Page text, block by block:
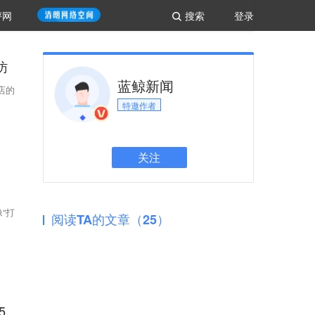
登录
搜索
的
打
蓝鲸新闻
特邀作者
关注
阅读TA的文章（25）